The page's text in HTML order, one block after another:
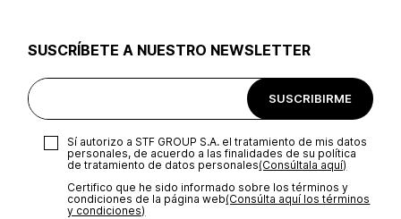
SUSCRÍBETE A NUESTRO NEWSLETTER
SUSCRIBIRME
Sí autorizo a STF GROUP S.A. el tratamiento de mis datos
personales, de acuerdo a las finalidades de su política
de tratamiento de datos personales‎(Consúltala aquí)
Certifico que he sido informado sobre los términos y
condiciones de la página web‎(Consúlta aquí los términos
y condiciones)